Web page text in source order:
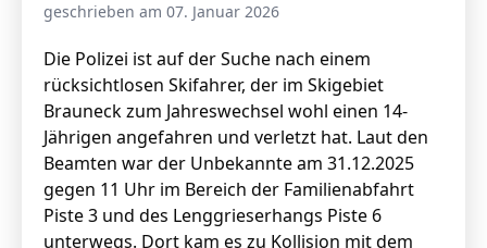
Stellenangebote
Unternehmen
Das geheime Geräusch
Wandern
Fotobox
Team
Programm
Handwerker
geschrieben am 07. Januar 2026
Die Polizei ist auf der Suche nach einem
rücksichtlosen Skifahrer, der im Skigebiet
Brauneck zum Jahreswechsel wohl einen 14-
Jährigen angefahren und verletzt hat. Laut den
Beamten war der Unbekannte am 31.12.2025
gegen 11 Uhr im Bereich der Familienabfahrt
Piste 3 und des Lenggrieserhangs Piste 6
unterwegs. Dort kam es zu Kollision mit dem